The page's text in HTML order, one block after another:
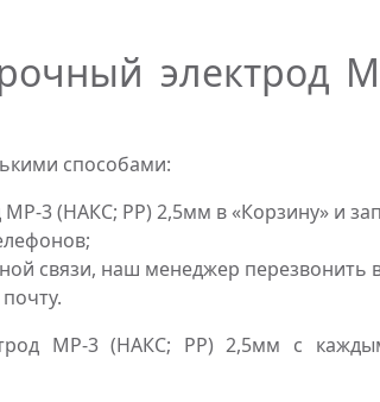
электрод
способами:
3 (НАКС; РР) 2,5мм в «Корзину» и
связи, наш менеджер перезвонить
МР-3 (НАКС; РР) 2,5мм с